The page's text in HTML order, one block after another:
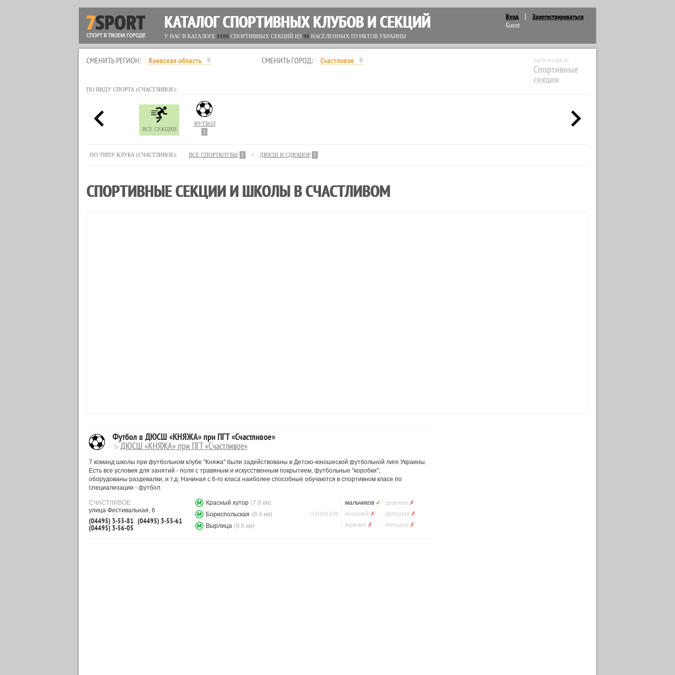
Вход
Зарегистрироваться
Guest
КАТАЛОГ СПОРТИВНЫХ КЛУБОВ И СЕКЦИЙ
У НАС В КАТАЛОГЕ 8100 СПОРТИВНЫХ СЕКЦИЙ ИЗ 90 НАСЕЛЕННЫХ ПУНКТОВ УКРАИНЫ
СМЕНИТЬ РЕГИОН: Киевская область СМЕНИТЬ ГОРОД: Счастливое ВЫ В РАЗДЕЛЕ
Спортивные
секции
ПО ВИДУ СПОРТА (СЧАСТЛИВОЕ):
ВСЕ СЕКЦИИ
ФУТБОЛ
1
ПО ТИПУ КЛУБА (СЧАСТЛИВОЕ): ВСЕ СПОРТКЛУБЫ 1 ДЮСШ И СДЮШОР 1
СПОРТИВНЫЕ СЕКЦИИ И ШКОЛЫ В СЧАСТЛИВОМ
Футбол в ДЮСШ «КНЯЖА» при ПГТ «Счастливое»
ДЮСШ «КНЯЖА» при ПГТ «Счастливое»
7 команд школы при футбольном клубе "Княжа" были задействованы в Детско-юношеской футбольной лиге Украины.
Есть все условия для занятий - поля с травяным и искусственным покрытием, футбольные "коробки",
оборудованы раздевалки, и т.д. Начиная с 6-го класа наиболее способные обучаются в спортивном класе по
специализации - футбол.
СЧАСТЛИВОЕ
улица Фестивальная, 6
(04495) 3-55-81 (04495) 3-55-61
(04495) 3-56-05
Красный хутор (7.8 км)
Бориспольская (8.4 км)
Вырлица (9.6 км)
СЕКЦИЯ ДЛЯ
мальчиков ✓ девочек ✗
юношей ✗ девушек ✗
мужчин ✗ женщин ✗